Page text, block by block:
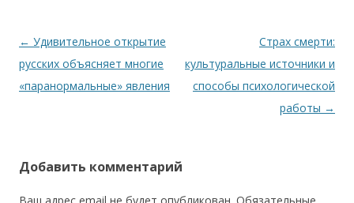
Навигация по записям
← Удивительное открытие
русских объясняет многие
«паранормальные» явления
Страх смерти:
культуральные источники и
способы психологической
работы →
Добавить комментарий